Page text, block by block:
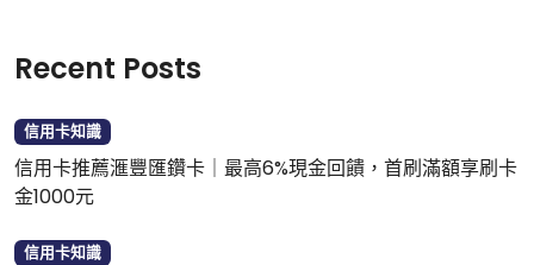
Recent Posts
信用卡知識
信用卡推薦滙豐匯鑽卡｜最高6%現金回饋，首刷滿額享刷卡
金1000元
信用卡知識